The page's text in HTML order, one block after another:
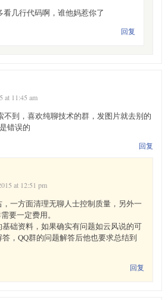
几行代码啊，谁他妈惹你了
回复
at 11:45 am
不到，喜欢纯聊技术的群，发图片就去别的
错误的
回复
at 12:51 pm
一方面清理无聊人士控制质量，另外一
要一定费用。
础资料，如果确实有问题如云风说的可
，QQ群的问题解答后他也要求总结到
回复